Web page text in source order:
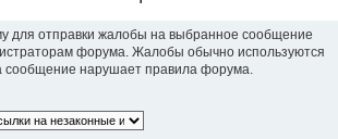
для отправки жалобы на выбранное сообщение
форума. Жалобы обычно используются
сообщение нарушает правила форума.